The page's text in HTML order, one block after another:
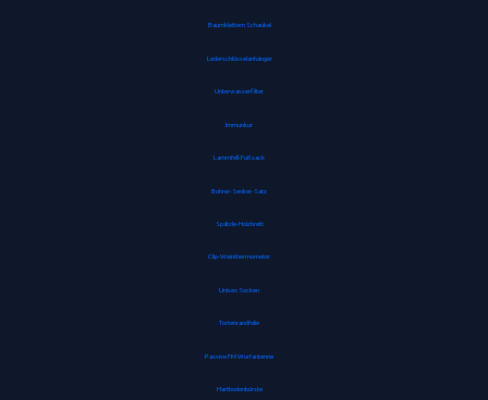
Baumklettern Schaukel
Lederschlüsselanhänger
Unterwasserfilter
Immunkur
Lammfell-Fußsack
Bohrer-Senker-Satz
Spätzle-Holzbrett
Clip-Weinthermometer
Unisex Socken
Tortenrandfolie
Passive FM Wurfantenne
Hartbodenbürste